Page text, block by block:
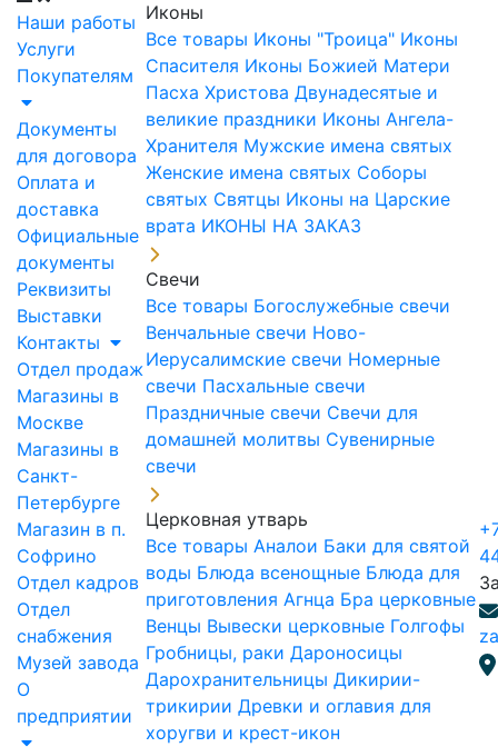
Наши работы
Услуги
Покупателям
Документы
для договора
Оплата и
доставка
Официальные
документы
Реквизиты
Выставки
Контакты
Отдел продаж
Магазины в
Москве
Магазины в
Санкт-
Петербурге
Магазин в п.
Софрино
Отдел кадров
Отдел
снабжения
Музей завода
О
предприятии
Иконы
Все товары Иконы "Троица" Иконы
Спасителя Иконы Божией Матери
Пасха Христова Двунадесятые и
великие праздники Иконы Ангела-
Хранителя Мужские имена святых
Женские имена святых Соборы
святых Святцы Иконы на Царские
врата ИКОНЫ НА ЗАКАЗ
Свечи
Все товары Богослужебные свечи
Венчальные свечи Ново-
Иерусалимские свечи Номерные
свечи Пасхальные свечи
Праздничные свечи Свечи для
домашней молитвы Сувенирные
свечи
Церковная утварь
Все товары Аналои Баки для святой
воды Блюда всенощные Блюда для
приготовления Агнца Бра церковные
Венцы Вывески церковные Голгофы
Гробницы, раки Дароносицы
Дарохранительницы Дикирии-
трикирии Древки и оглавия для
хоругви и крест-икон